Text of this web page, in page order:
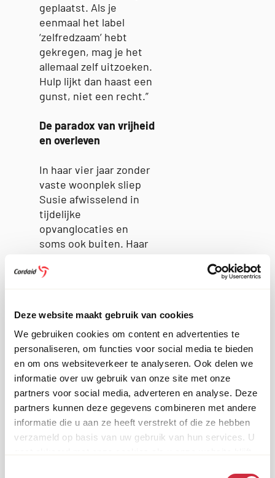
Deze website maakt gebruik van cookies
We gebruiken cookies om content en advertenties te
personaliseren, om functies voor social media te bieden
en om ons websiteverkeer te analyseren. Ook delen we
informatie over uw gebruik van onze site met onze
partners voor social media, adverteren en analyse. Deze
partners kunnen deze gegevens combineren met andere
informatie die u aan ze heeft verstrekt of die ze hebben
verzameld op basis van uw gebruik van hun services. U
geplaatst. Als je
eenmaal het label
‘zelfredzaam’ hebt
gekregen, mag je het
allemaal zelf uitzoeken.
Hulp lijkt dan haast een
gunst, niet een recht.”
De paradox van vrijheid
en overleven
In haar vier jaar zonder
vaste woonplek sliep
Susie afwisselend in
tijdelijke
opvanglocaties en
soms ook buiten. Haar
waren niet alleen
onverwachte
momenten van
verbinding. “Ik sliep
eens in een hostel vol
andere daklozen.
Iedereen probeerde er
iets van te maken. We
vierden zelfs
feestdagen samen,”